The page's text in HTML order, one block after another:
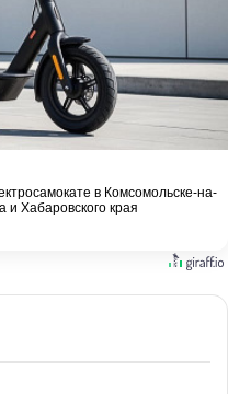
в Комсомольске-на-
и Хабаровского края